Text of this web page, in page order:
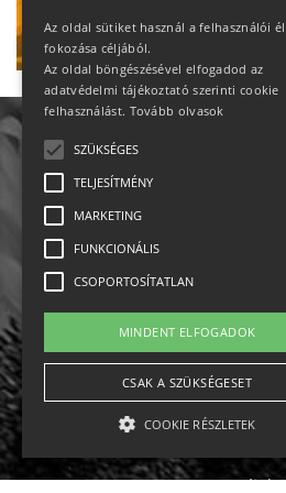
Ne maradj le!
Impresszum-
Jogi
English
Az oldal sütiket használ a felhasználói
fokozása céljából.
Az oldal böngészésével elfogadod az
adatvédelmi tájékoztató szerinti cookie
felhasználást. Tovább olvasok
SZÜKSÉGES
TELJESÍTMÉNY
MARKETING
FUNKCIONÁLIS
CSOPORTOSÍTATLAN
MINDENT ELFOGADOK
CSAK A SZÜKSÉGESET
COOKIE RÉSZLETEK